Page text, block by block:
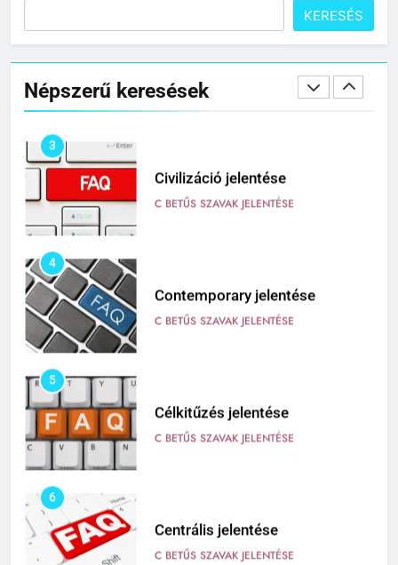
KERESÉS
Népszerű keresések
2
Cingár jelentése
C BETŰS SZAVAK JELENTÉSE
3
Civilizáció jelentése
C BETŰS SZAVAK JELENTÉSE
4
Contemporary jelentése
C BETŰS SZAVAK JELENTÉSE
5
Célkitűzés jelentése
C BETŰS SZAVAK JELENTÉSE
6
Centrális jelentése
C BETŰS SZAVAK JELENTÉSE